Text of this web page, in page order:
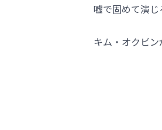
嘘で固めて演じ
キム・オクビ